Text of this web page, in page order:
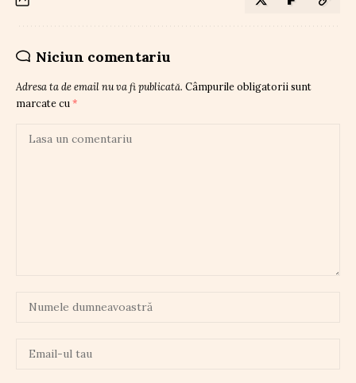
Niciun comentariu
Adresa ta de email nu va fi publicată. Câmpurile obligatorii sunt
marcate cu *